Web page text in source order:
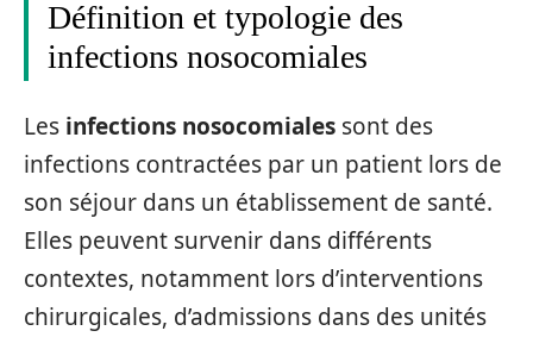
Définition et typologie des
infections nosocomiales
Les infections nosocomiales sont des
infections contractées par un patient lors de
son séjour dans un établissement de santé.
Elles peuvent survenir dans différents
contextes, notamment lors d’interventions
chirurgicales, d’admissions dans des unités